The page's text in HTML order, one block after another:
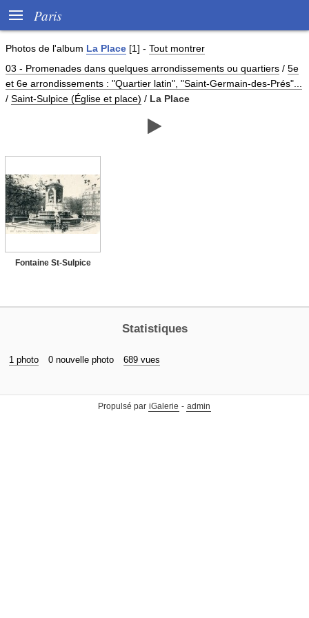
 Paris
Photos de l'album La Place [1] - Tout montrer
03 - Promenades dans quelques arrondissements ou quartiers / 5e
et 6e arrondissements : "Quartier latin", "Saint-Germain-des-Prés"...
/ Saint-Sulpice (Église et place) / La Place

Fontaine St-Sulpice
Statistiques
1 photo 0 nouvelle photo 689 vues
Propulsé par iGalerie - admin